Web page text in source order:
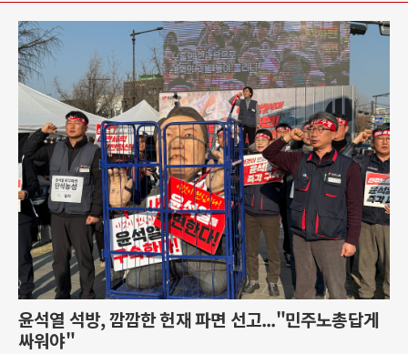
윤석열 석방, 깜깜한 헌재 파면 선고..."민주노총답게
싸워야"